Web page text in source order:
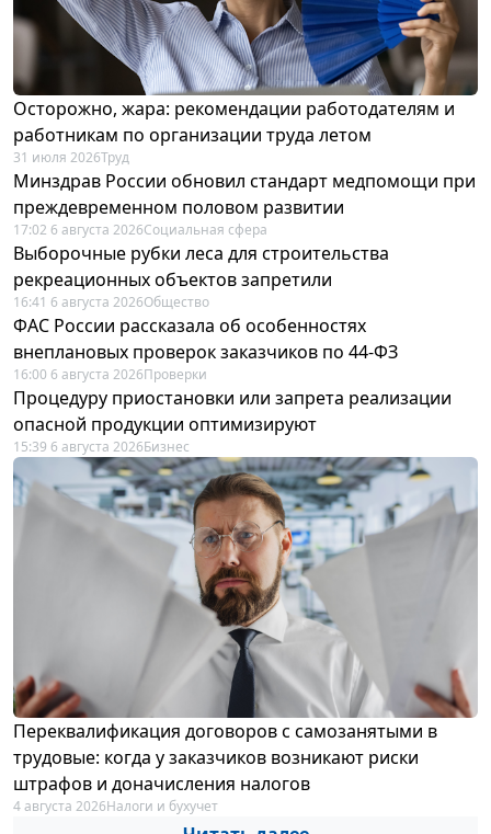
Осторожно, жара: рекомендации работодателям и
работникам по организации труда летом
31 июля 2026Труд
Минздрав России обновил стандарт медпомощи при
преждевременном половом развитии
17:02 6 августа 2026Социальная сфера
Выборочные рубки леса для строительства
рекреационных объектов запретили
16:41 6 августа 2026Общество
ФАС России рассказала об особенностях
внеплановых проверок заказчиков по 44-ФЗ
16:00 6 августа 2026Проверки
Процедуру приостановки или запрета реализации
опасной продукции оптимизируют
15:39 6 августа 2026Бизнес
Переквалификация договоров с самозанятыми в
трудовые: когда у заказчиков возникают риски
штрафов и доначисления налогов
4 августа 2026Налоги и бухучет